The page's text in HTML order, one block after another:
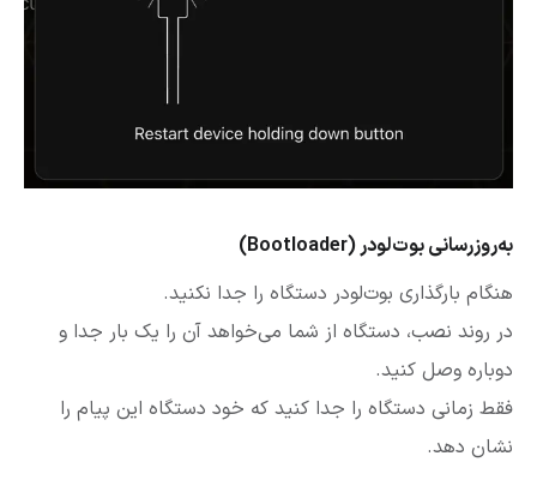
به‌روزرسانی بوت‌لودر (Bootloader)
هنگام بارگذاری بوت‌لودر دستگاه را جدا نکنید.
در روند نصب، دستگاه از شما می‌خواهد آن را یک بار جدا و
دوباره وصل کنید.
فقط زمانی دستگاه را جدا کنید که خود دستگاه این پیام را
نشان دهد.